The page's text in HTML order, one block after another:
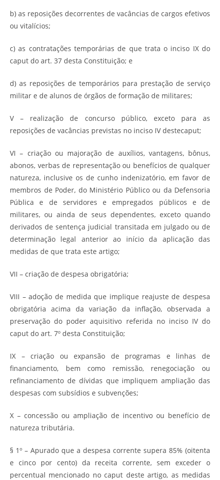
b) as reposições decorrentes de vacâncias de cargos efetivos
ou vitalícios;
c) as contratações temporárias de que trata o inciso IX do
caput do art. 37 desta Constituição; e
d) as reposições de temporários para prestação de serviço
militar e de alunos de órgãos de formação de militares;
V – realização de concurso público, exceto para as
reposições de vacâncias previstas no inciso IV destecaput;
VI – criação ou majoração de auxílios, vantagens, bônus,
abonos, verbas de representação ou benefícios de qualquer
natureza, inclusive os de cunho indenizatório, em favor de
membros de Poder, do Ministério Público ou da Defensoria
Pública e de servidores e empregados públicos e de
militares, ou ainda de seus dependentes, exceto quando
derivados de sentença judicial transitada em julgado ou de
determinação legal anterior ao início da aplicação das
medidas de que trata este artigo;
VII – criação de despesa obrigatória;
VIII – adoção de medida que implique reajuste de despesa
obrigatória acima da variação da inflação, observada a
preservação do poder aquisitivo referida no inciso IV do
caput do art. 7º desta Constituição;
IX – criação ou expansão de programas e linhas de
financiamento, bem como remissão, renegociação ou
refinanciamento de dívidas que impliquem ampliação das
despesas com subsídios e subvenções;
X – concessão ou ampliação de incentivo ou benefício de
natureza tributária.
§ 1º – Apurado que a despesa corrente supera 85% (oitenta
e cinco por cento) da receita corrente, sem exceder o
percentual mencionado no caput deste artigo, as medidas